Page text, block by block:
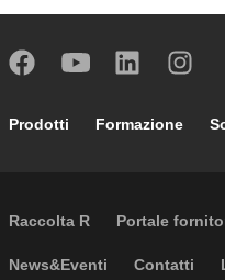
Footer main
Prodotti Formazione
External links
Raccolta R Portale
Footer secondary
News&Eventi Contatti